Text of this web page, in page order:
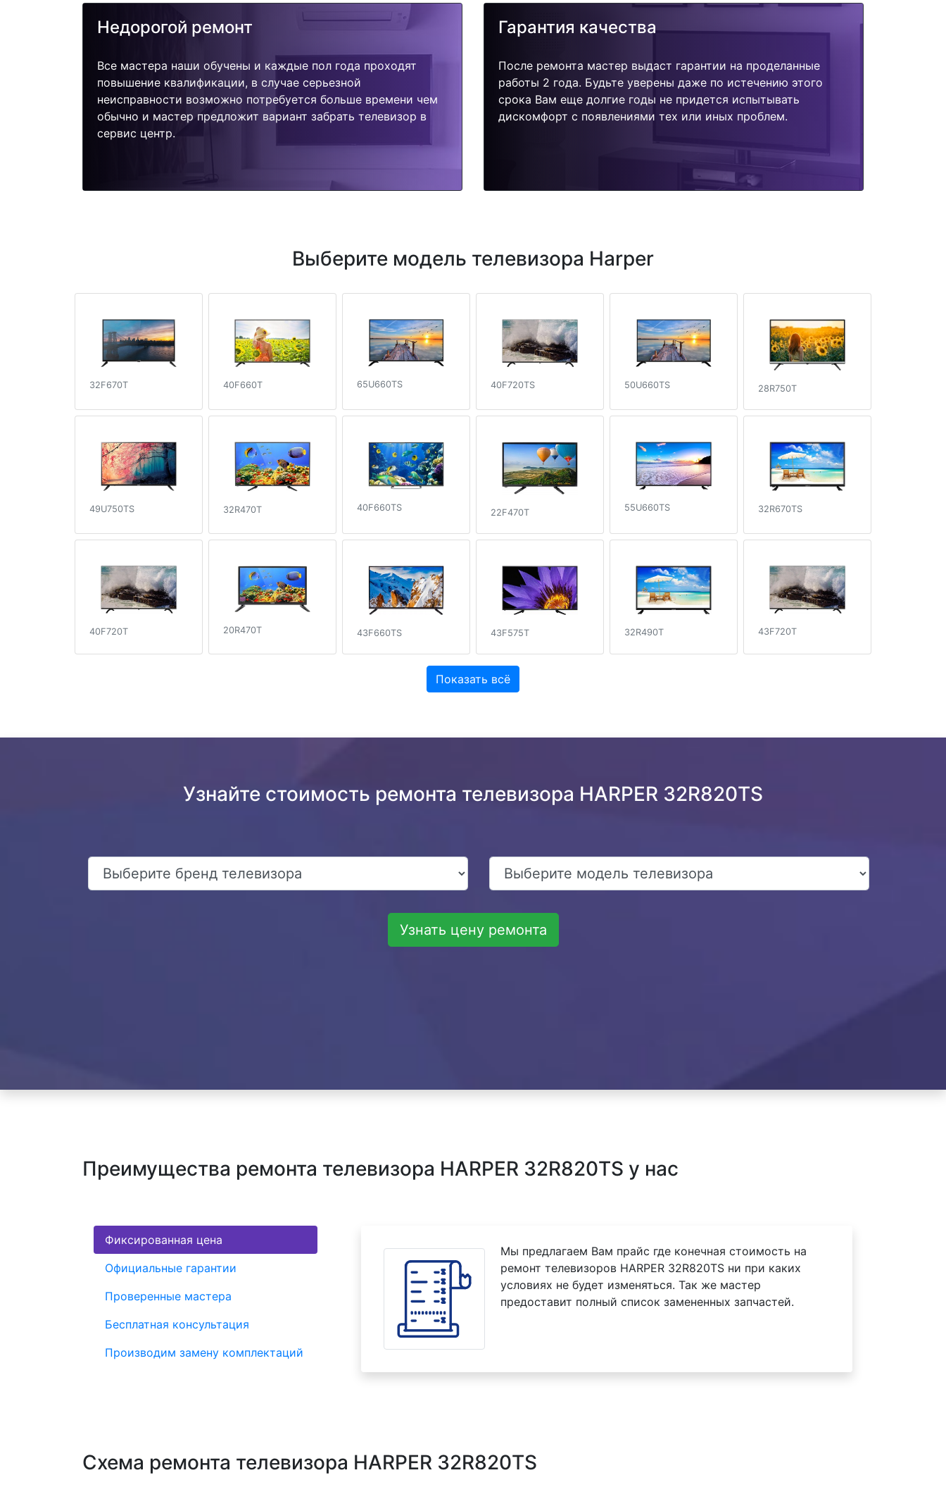
Недорогой ремонт
Все мастера наши обучены и каждые пол года проходят
повышение квалификации, в случае серьезной
неисправности возможно потребуется больше времени чем
обычно и мастер предложит вариант забрать телевизор в
сервис центр.
Гарантия качества
После ремонта мастер выдаст гарантии на проделанные
работы 2 года. Будьте уверены даже по истечению этого
срока Вам еще долгие годы не придется испытывать
дискомфорт с появлениями тех или иных проблем.
Выберите модель телевизора Harper
32F670T 40F660T 65U660TS 40F720TS 50U660TS 28R750T
49U750TS 32R470T 40F660TS 22F470T 55U660TS 32R670TS
40F720T 20R470T 43F660TS 43F575T 32R490T 43F720T
Показать всё
Узнайте стоимость ремонта телевизора HARPER 32R820TS
Узнать цену ремонта
Преимущества ремонта телевизора HARPER 32R820TS у нас
Фиксированная цена
Официальные гарантии
Проверенные мастера
Бесплатная консультация
Производим замену комплектаций
Мы предлагаем Вам прайс где конечная стоимость на
ремонт телевизоров HARPER 32R820TS ни при каких
условиях не будет изменяться. Так же мастер
предоставит полный список замененных запчастей.
Схема ремонта телевизора HARPER 32R820TS